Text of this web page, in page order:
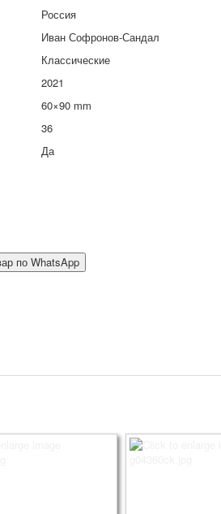
Россия
Иван Софронов-Сандал
Классические
2021
60×90 mm
36
Да
по WhatsApp